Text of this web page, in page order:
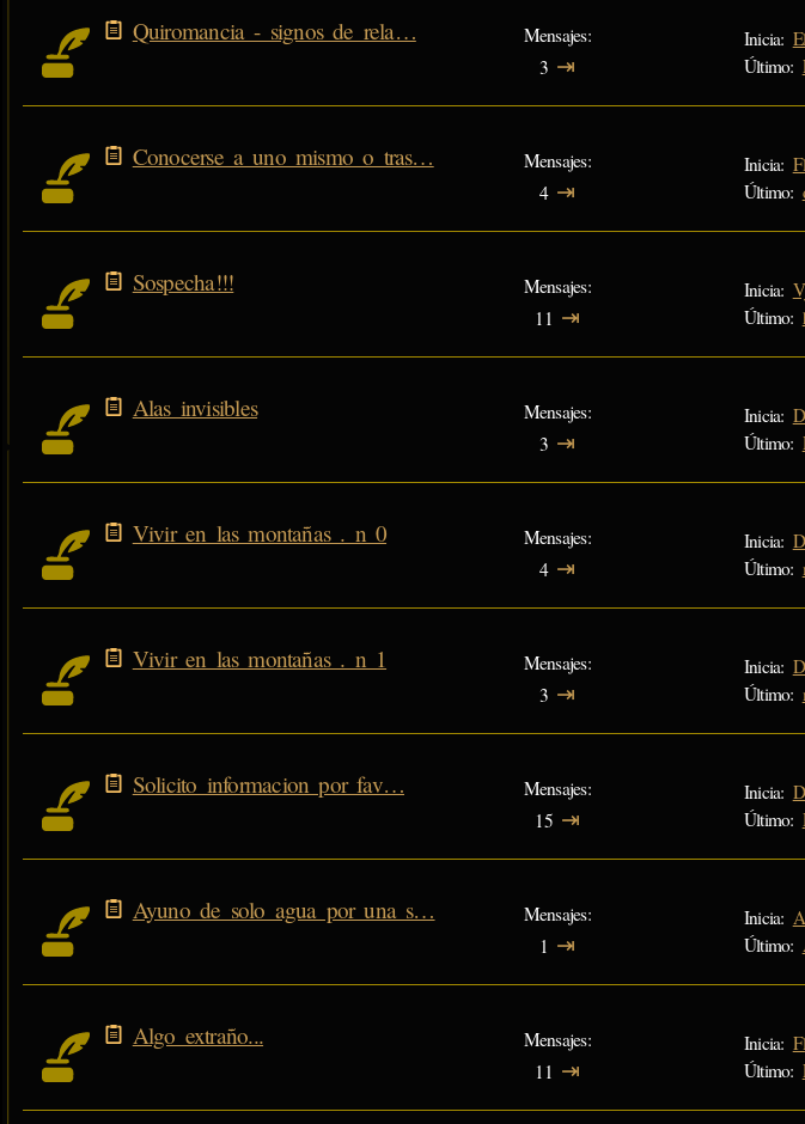
Quiromancia - signos de rela…
Mensajes
3 ⇥
Inicia:
Último:
Conocerse a uno mismo o tras…
Mensajes
4 ⇥
Inicia:
Último:
Sospecha!!!
Mensajes
11 ⇥
Inicia:
Último:
Alas invisibles
Mensajes
3 ⇥
Inicia:
Último:
Vivir en las montañas . n 0
Mensajes
4 ⇥
Inicia:
Último:
Vivir en las montañas . n 1
Mensajes
3 ⇥
Inicia:
Último:
Solicito informacion por fav…
Mensajes
15 ⇥
Inicia:
Último:
Ayuno de solo agua por una s…
Mensajes
1 ⇥
Inicia:
Último:
Algo extraño...
Mensajes
11 ⇥
Inicia:
Último: